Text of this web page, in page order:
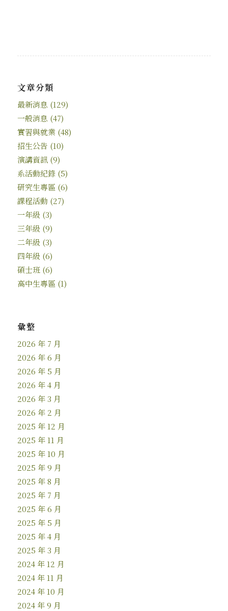
文章分類
最新消息 (129)
一般消息 (47)
實習與就業(48)
招生公告 (10)
演講資訊(9)
系活動紀錄(5)
研究生專區 (6)
課程活動 (27)
一年級 (3)
三年級 (9)
二年級 (3)
四年級 (6)
碩士班(6)
高中生專區 (1)
彙整
2026 年 7 月
2026 年 6 月
2026 年 5 月
2026 年 4 月
2026 年 3 月
2026 年 2 月
2025 年 12 月
2025 年 11 月
2025 年 10 月
2025 年 9 月
2025 年 8 月
2025 年 7 月
2025 年 6 月
2025 年 5 月
2025 年 4 月
2025 年 3 月
2024 年 12 月
2024 年 11 月
2024 年 10 月
2024 年 9 月